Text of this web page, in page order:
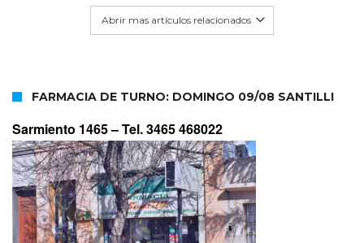
Abrir mas artículos relacionados
FARMACIA DE TURNO: DOMINGO 09/08 SANTILLI
Sarmiento 1465 –Tel. 3465 468022